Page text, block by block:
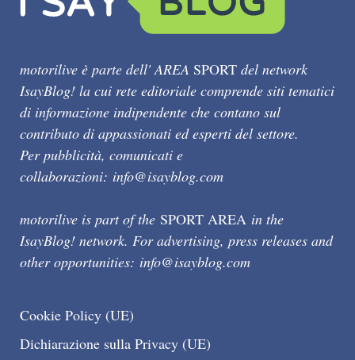
motorilive è parte dell' AREA SPORT del network
IsayBlog! la cui rete editoriale comprende siti tematici
di informazione indipendente che contano sul
contributo di appassionati ed esperti del settore.
Per pubblicità, comunicati e
collaborazioni: info@isayblog.com
motorilive is part of the SPORT AREA in the
IsayBlog! network. For advertising, press releases and
other opportunities: info@isayblog.com
Cookie Policy (UE)
Dichiarazione sulla Privacy (UE)